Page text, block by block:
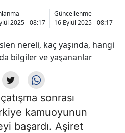
2025 - 08:17
Güncellenme
16 Eylül 2025 - 08:17
sonrası
kamuoyunun
başardı. Aşiret